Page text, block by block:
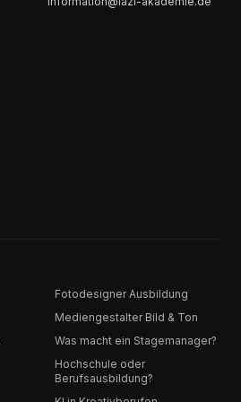
Fotodesigner Ausbildung
Mediengestalter Bild & Ton
Was macht ein Stagemanager?
Hochschule oder
Berufsausbildung?